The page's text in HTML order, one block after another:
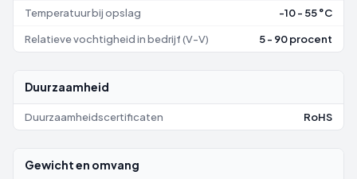
Temperatuur bij opslag -10 - 55 °C
Relatieve vochtigheid in bedrijf (V-V) 5 - 90 procent
Duurzaamheid
Duurzaamheidscertificaten RoHS
Gewicht en omvang